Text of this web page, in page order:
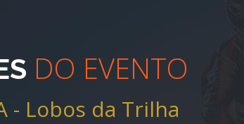
DO EVENTO
- Lobos da Trilha